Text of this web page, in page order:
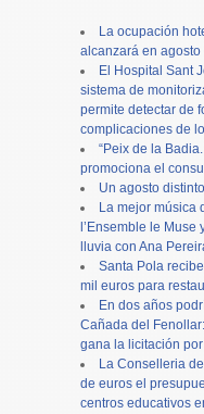
La ocupación
alcanzará en
El Hospital Sant
sistema de
permite detectar de
complicaciones de
“Peix de la
promociona el
Un agosto
La mejor música
l’Ensemble le
lluvia con Ana
Santa Pola
mil euros para
En dos años
Cañada del
gana la licitación
La Conselleria
de euros el
centros educativos